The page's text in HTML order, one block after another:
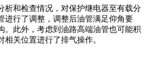
析和检查情况，对保护继电器至有载分
进行了调整，调整后油管满足仰角要
。此外，考虑到油路高端油管也可能积
关位置进行了排气操作。